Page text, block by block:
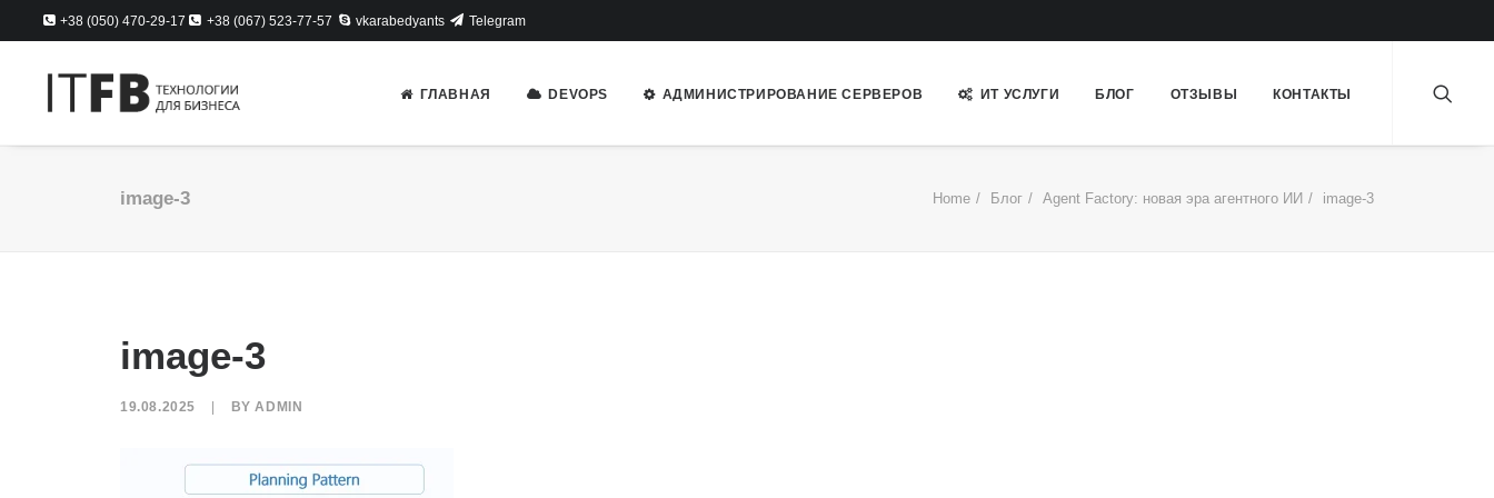
+38 (050) 470-29-17 +38 (067) 523-77-57 vkarabedyants Telegram
ГЛАВНАЯ DEVOPS АДМИНИСТРИРОВАНИЕ СЕРВЕРОВ ИТ УСЛУГИ БЛОГ ОТЗЫВЫ КОНТАКТЫ
image-3 Home Блог Agent Factory: новая эра агентного ИИ image-3
image-3
19.08.2025 BYADMIN